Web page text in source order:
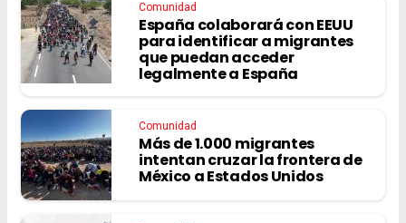
Comunidad
España colaborará con EEUU
para identificar a migrantes
que puedan acceder
legalmente a España
Comunidad
Más de 1.000 migrantes
intentan cruzar la frontera de
México a Estados Unidos